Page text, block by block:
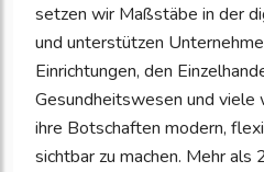
setzen wir Maßstäbe in der
und unterstützen
Einrichtungen, den
Gesundheitswesen und viele
ihre Botschaften modern,
sichtbar zu machen. Mehr als